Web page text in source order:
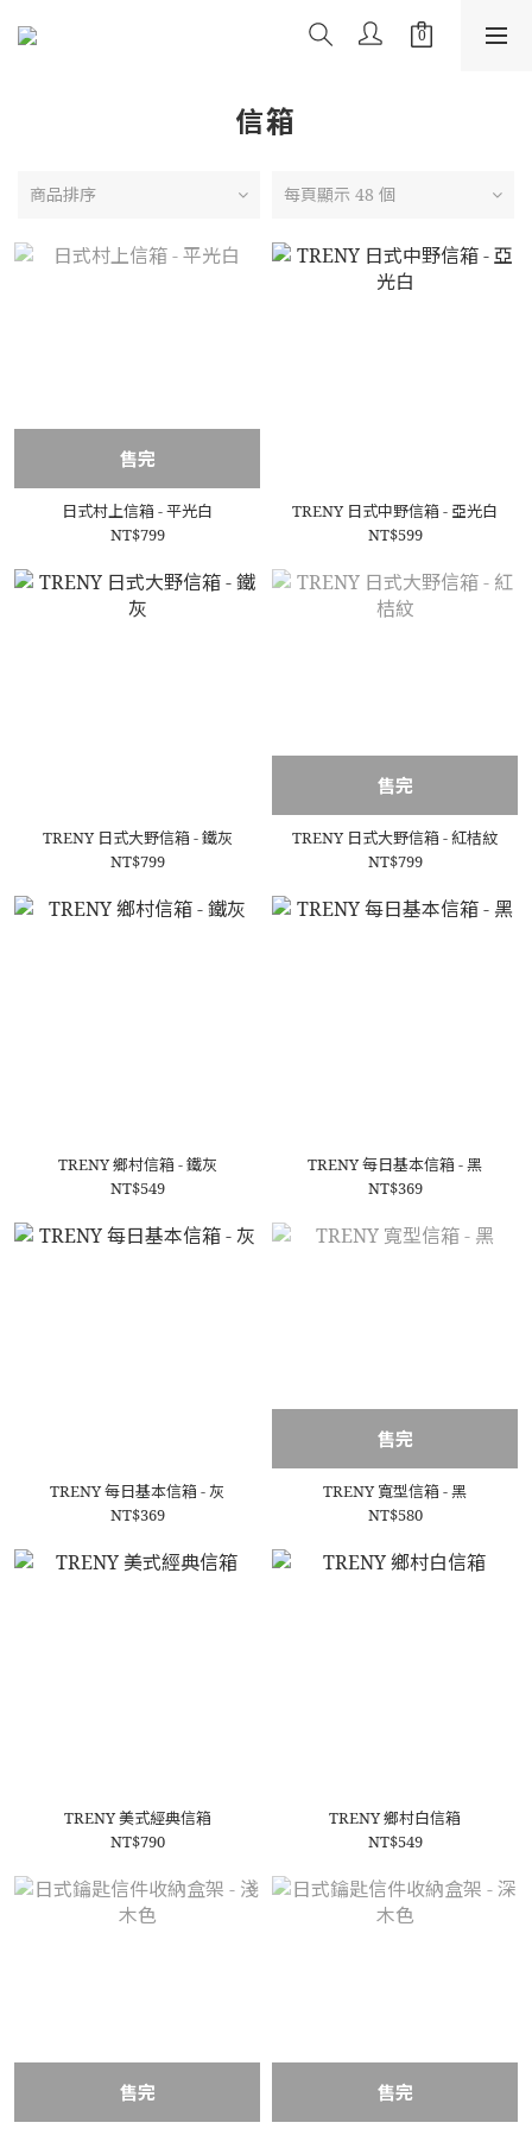
信箱
商品排序 每頁顯示 48 個
售完
日式村上信箱 - 平光白
NT$799
TRENY 日式中野信箱 - 亞光白
NT$599
TRENY 日式大野信箱 - 鐵灰
NT$799
售完
TRENY 日式大野信箱 - 紅桔紋
NT$799
TRENY 鄉村信箱 - 鐵灰
NT$549
TRENY 每日基本信箱 - 黑
NT$369
TRENY 每日基本信箱 - 灰
NT$369
售完
TRENY 寬型信箱 - 黑
NT$580
TRENY 美式經典信箱
NT$790
TRENY 鄉村白信箱
NT$549
售完 售完